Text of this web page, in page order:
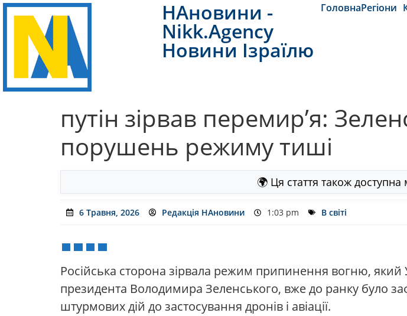
НАновини -
Nikk.Agency
Новини Ізраїлю
ГоловнаРегіони
путін зірвав перемир’я:
порушень режиму тиші
🌍 Ця стаття також
6 Травня, 2026 Редакція НАновини 1:03 pm В світі
Російська сторона зірвала режим припинення вогню, який
президента Володимира Зеленського, вже до ранку було
штурмових дій до застосування дронів і авіації.